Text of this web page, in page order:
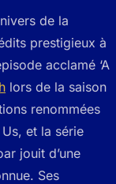
de la
prestigieux à
acclamé ‘A
lors de la saison
renommées
et la série
jouit d’une
Ses